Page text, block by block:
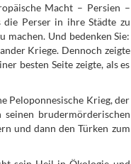
Macht – Persien –
die Perser in ihre Städte zu
Und bedenken Sie:
Kriege. Dennoch zeigte
besten Seite zeigte, als es
Peloponnesische Krieg, der
brudermörderischen
und dann den Türken zum